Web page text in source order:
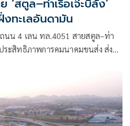
สตูล–ท่าเรือเจ๊ะบิลัง’
ทะเลอันดามัน
นน 4 เลน ทล.4051 สายสตูล–ท่า
ระสิทธิภาพการคมนาคมขนส่ง ส่ง